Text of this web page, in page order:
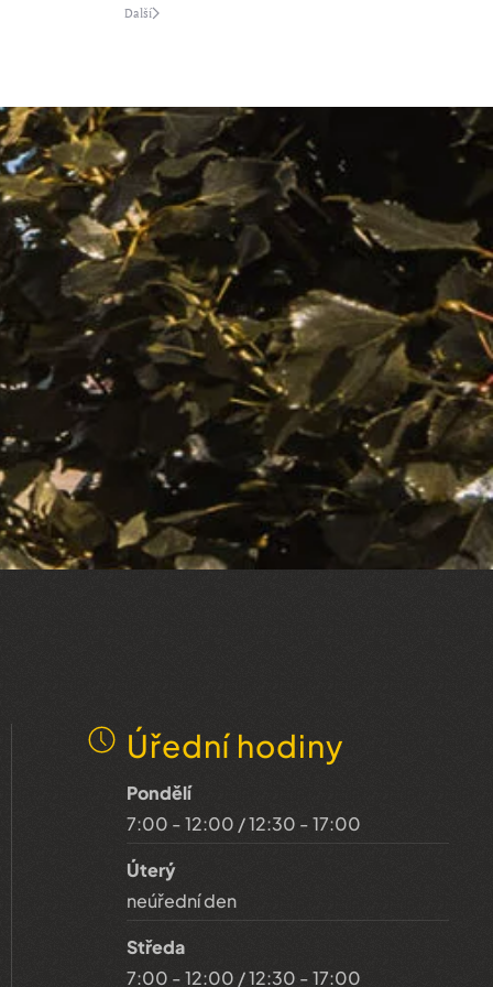
Další
Úřední hodiny
Pondělí
7:00 - 12:00 / 12:30 - 17:00
Úterý
neúřední den
Středa
7:00 - 12:00 / 12:30 - 17:00